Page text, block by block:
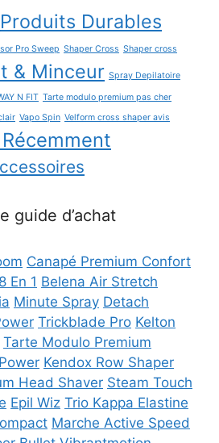
Produits Durables
Pro Sweep Shaper Cross Shaper cross
& Minceur Spray Depilatoire
N FIT Tarte modulo premium pas cher
Vapo Spin Velform cross shaper avis
guide d’achat
Canapé Premium Confort
En 1 Belena Air Stretch
Minute Spray Detach
Trickblade Pro Kelton
Tarte Modulo Premium
Kendox Row Shaper
Head Shaver Steam Touch
Epil Wiz Trio Kappa Elastine
Marche Active Speed